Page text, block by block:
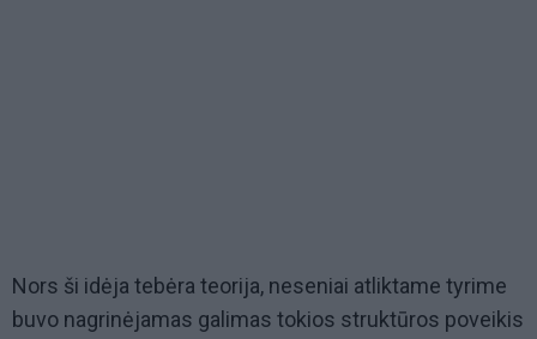
Nors ši idėja tebėra teorija, neseniai atliktame tyrime
buvo nagrinėjamas galimas tokios struktūros poveikis